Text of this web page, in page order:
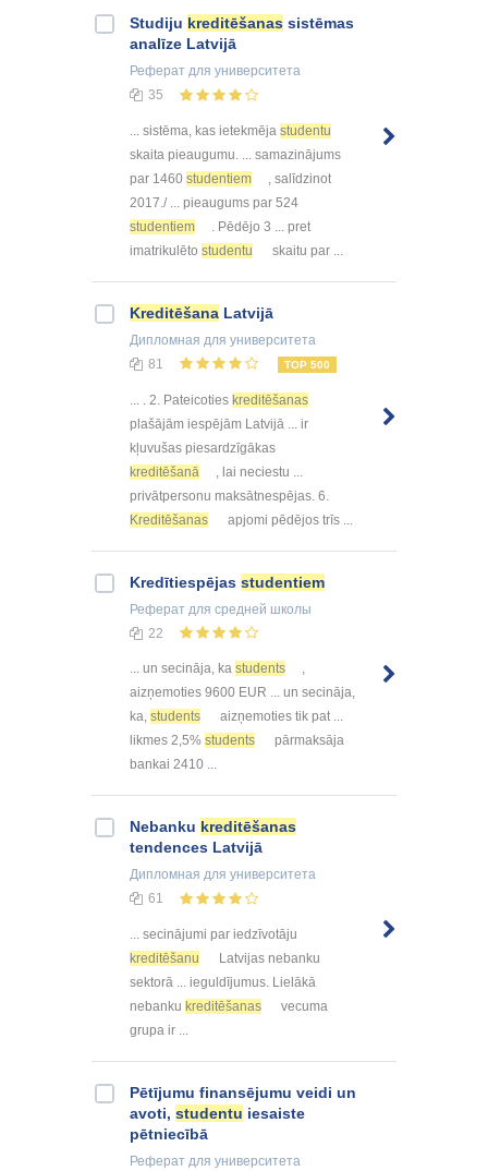
Studiju kreditēšanas sistēmas
analīze Latvijā
Реферат для университета
35
... sistēma, kas ietekmēja studentu
skaita pieaugumu. ... samazinājums
par 1460 studentiem
, salīdzinot
2017./ ... pieaugums par 524
studentiem
. Pēdējo 3 ... pret
imatrikulēto studentu skaitu par ...
Kreditēšana Latvijā
Дипломная для университета
81
TOP 500
... . 2. Pateicoties kreditēšanas
plašājām iespējām Latvijā ... ir
kļuvušas piesardzīgākas
kreditēšanā
, lai neciestu ...
privātpersonu maksātnespējas. 6.
Kreditēšanas
apjomi pēdējos trīs ...
Kredītiespējas studentiem
Реферат для средней школы
22
... un secināja, ka students
,
aizņemoties 9600 EUR ... un secināja,
ka, students
aizņemoties tik pat ...
likmes 2,5% students
pārmaksāja
bankai 2410 ...
Nebanku kreditēšanas
tendences Latvijā
Дипломная для университета
61
... secinājumi par iedzīvotāju
kreditēšanu
Latvijas nebanku
sektorā ... ieguldījumus. Lielākā
nebanku kreditēšanas
vecuma
grupa ir ...
Pētījumu finansējumu veidi un
avoti, studentu iesaiste
pētniecībā
Реферат для университета